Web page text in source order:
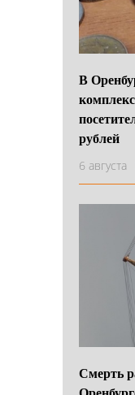
В
рублей
6 августа
Смерть